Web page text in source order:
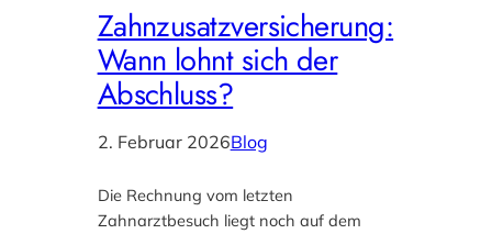
Zahnzusatzversicherung:
Wann lohnt sich der
Abschluss?
2. Februar 2026Blog
Die Rechnung vom letzten
Zahnarztbesuch liegt noch auf dem